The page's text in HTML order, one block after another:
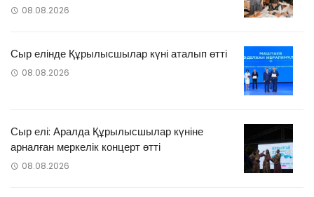
08.08.2026
Сыр елінде Құрылысшылар күні аталып өтті
08.08.2026
Сыр елі: Аралда Құрылысшылар күніне
арналған меркелік концерт өтті
08.08.2026